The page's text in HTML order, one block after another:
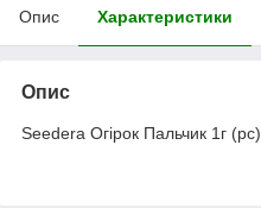
Опис Характеристики
Опис
Seedera Огірок Пальчик 1г (рс)